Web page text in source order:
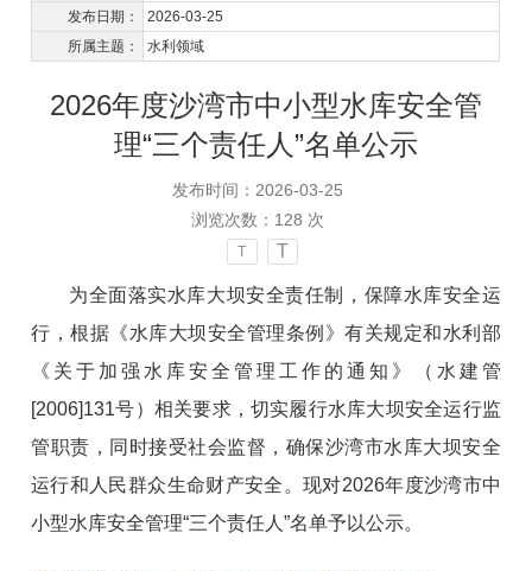
发布日期：
2026-03-25
所属主题：
水利领域
2026年度沙湾市中小型水库安全管
理“三个责任人”名单公示
发布时间：2026-03-25
浏览次数： 128 次
T T
为全面落实水库大坝安全责任制，保障水库安全运
行，根据《水库大坝安全管理条例》有关规定和水利部
《关于加强水库安全管理工作的通知》（水建管
[2006]131号）相关要求，切实履行水库大坝安全运行监
管职责，同时接受社会监督，确保沙湾市水库大坝安全
运行和人民群众生命财产安全。现对2026年度沙湾市中
小型水库安全管理“三个责任人”名单予以公示。